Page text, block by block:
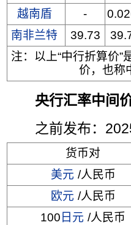
越南盾
-
南非兰特
39.73
注：以上“中行折算价”
价，也称
央行汇率中间
之前发布：
货币对
美元 /人民币
欧元 /人民币
100 日元 /人民币